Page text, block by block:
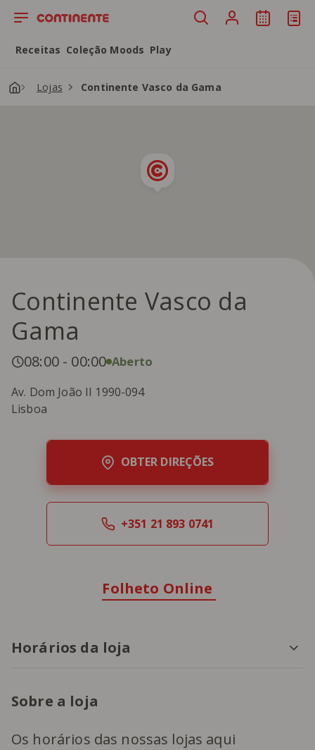
Saltar para o conteúdo principal
Receitas Coleção Moods Play
Lojas Continente Vasco da Gama
Continente Vasco da
Gama
08:00 - 00:00 Aberto
Av. Dom João II 1990-094
Lisboa
OBTER DIREÇÕES
+351 21 893 0741
Folheto Online
Horários da loja
Sobre a loja
Os horários das nossas lojas aqui